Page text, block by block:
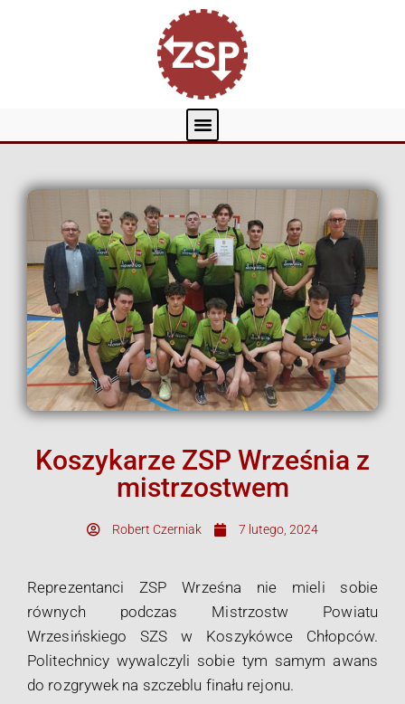
Koszykarze ZSP Września z
mistrzostwem
Robert Czerniak 7 lutego, 2024
Reprezentanci ZSP Wrześna nie mieli sobie
równych podczas Mistrzostw Powiatu
Wrzesińskiego SZS w Koszykówce Chłopców.
Politechnicy wywalczyli sobie tym samym awans
do rozgrywek na szczeblu finału rejonu.